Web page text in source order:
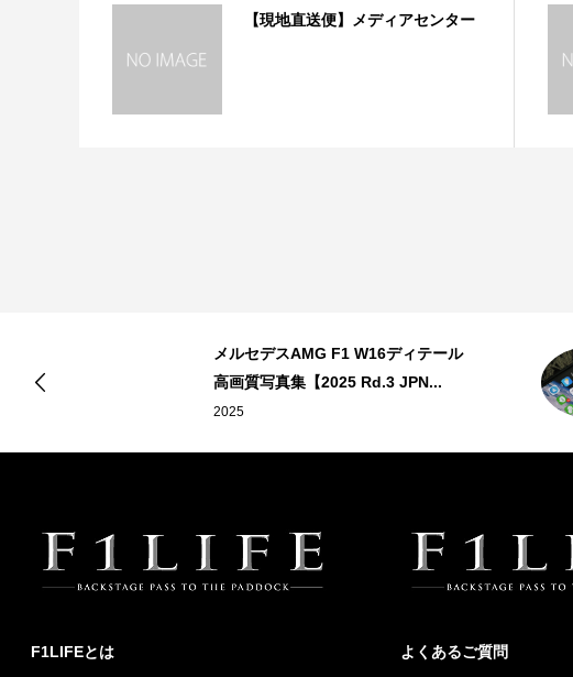
【現地直送便】メディアセンター
メルセデスAMG F1 W16ディテール
高画質写真集【2025 Rd.3 JPN...
2025
F1LIFEとは よくあるご質問